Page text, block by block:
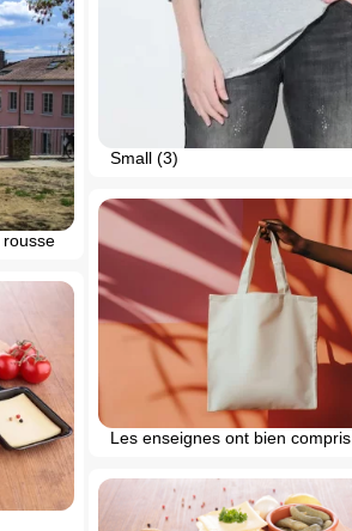
Small (3)
Les enseignes ont bien compris